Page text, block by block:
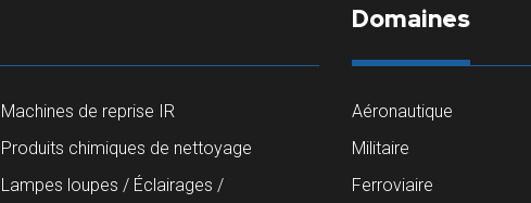
Machines de reprise IR
Produits chimiques de nettoyage
Lampes loupes / Éclairages /
Domaines
Aéronautique
Militaire
Ferroviaire